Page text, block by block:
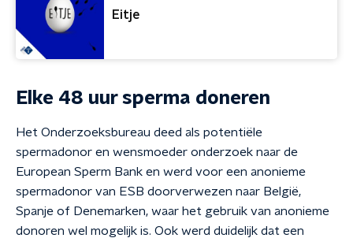
Eitje
Elke 48 uur sperma doneren
Het Onderzoeksbureau deed als potentiële
spermadonor en wensmoeder onderzoek naar de
European Sperm Bank en werd voor een anonieme
spermadonor van ESB doorverwezen naar België,
Spanje of Denemarken, waar het gebruik van anonieme
donoren wel mogelijk is. Ook werd duidelijk dat een